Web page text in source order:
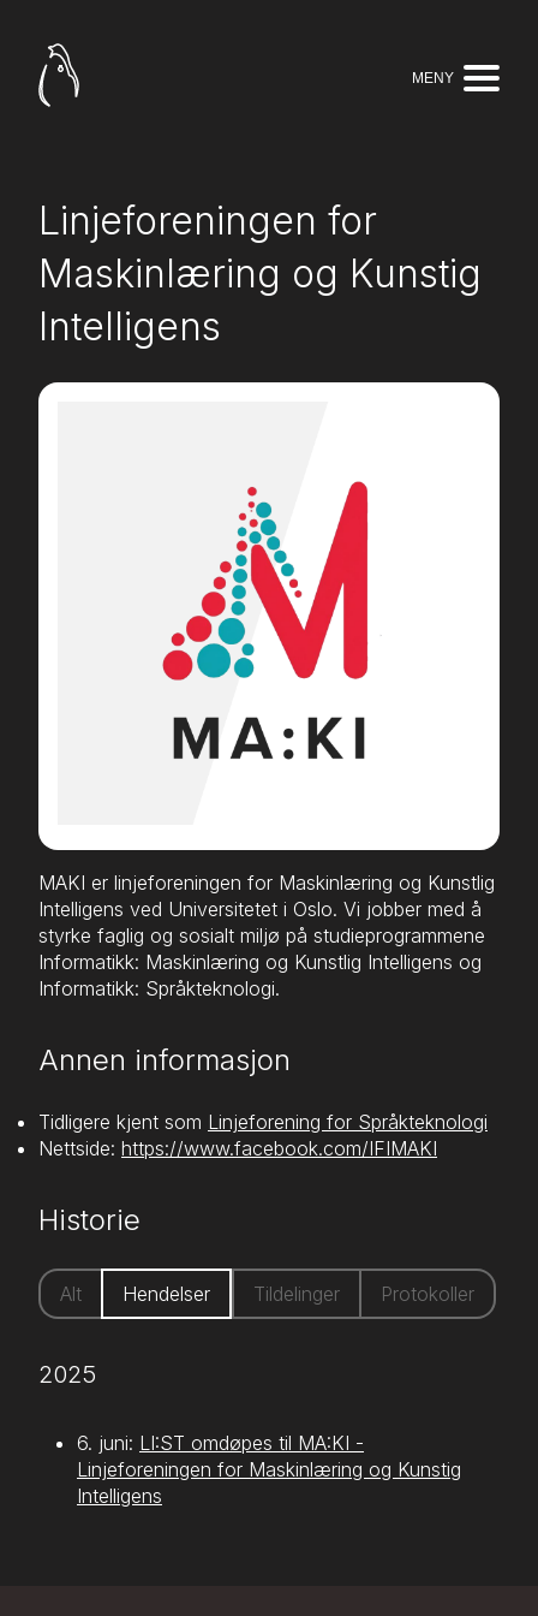
MENY
Linjeforeningen for
Maskinlæring og Kunstig
Intelligens
MAKI er linjeforeningen for Maskinlæring og Kunstlig
Intelligens ved Universitetet i Oslo. Vi jobber med å
styrke faglig og sosialt miljø på studieprogrammene
Informatikk: Maskinlæring og Kunstlig Intelligens og
Informatikk: Språkteknologi.
Annen informasjon
Tidligere kjent som Linjeforening for Språkteknologi
Nettside: https://www.facebook.com/IFIMAKI
Historie
Alt Hendelser Tildelinger Protokoller
2025
6. juni: LI:ST omdøpes til MA:KI -
Linjeforeningen for Maskinlæring og Kunstig
Intelligens